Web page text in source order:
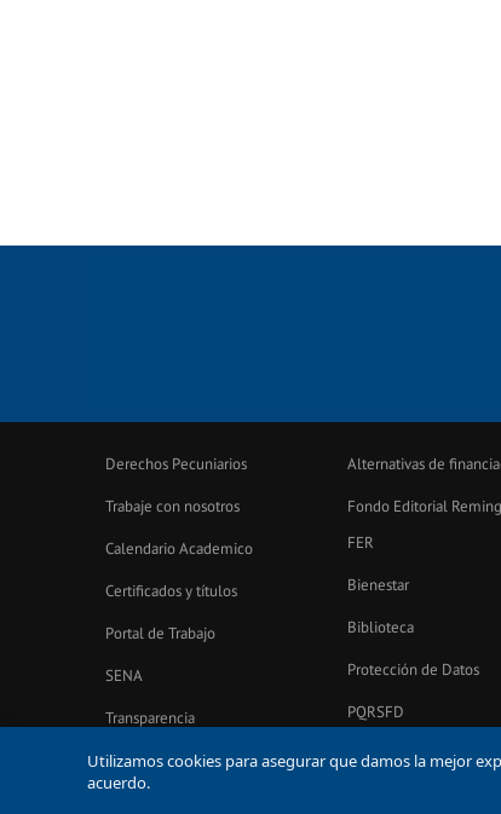
Derechos Pecuniarios
Trabaje con nosotros
Calendario Academico
Certificados y títulos
Portal de Trabajo
SENA
Transparencia
Encuestas Uniremington
Alternativas de
Fondo Editorial
FER
Bienestar
Biblioteca
Protección de Datos
PQRSFD
Utilizamos cookies para asegurar que damos la mejor
acuerdo.